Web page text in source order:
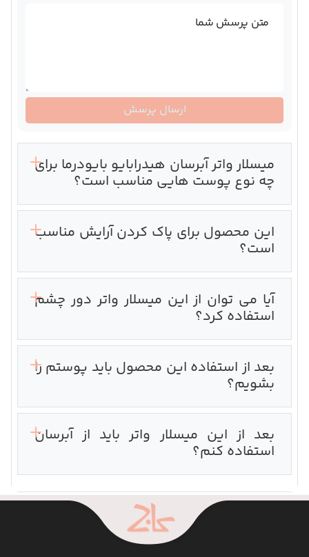
میسلار واتر آبرسان هیدرابایو بایودرما برای
چه نوع پوست هایی مناسب است؟
این محصول برای پاک کردن آرایش مناسب
است؟
آیا می توان از این میسلار واتر دور چشم
استفاده کرد؟
بعد از استفاده این محصول باید پوستم را
بشویم؟
بعد از این میسلار واتر باید از آبرسان
استفاده کنم؟
متن پرسش شما
ارسال پرسش